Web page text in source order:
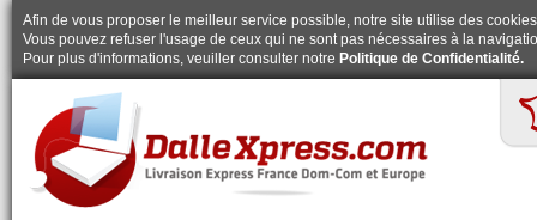
Afin de vous proposer le meilleur service possible, notre site utilise des
Vous pouvez refuser l'usage de ceux qui ne sont pas nécessaires à la
Pour plus d'informations, veuiller consulter notre Politique de Confidentialité.